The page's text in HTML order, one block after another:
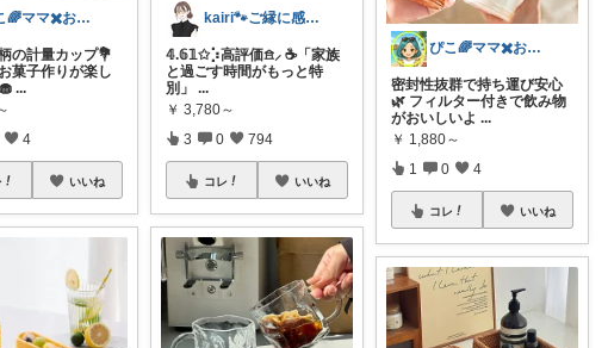
ぴこ🌈ママ✖️お洒落✖️お得
の計量カップ💐
菓子作りが楽し
...
4
いいね
kairi🐾ご縁に感謝𓍯‍
𝟜.𝟞𝟙✩⡱高評価𖠿⸝ ☕️「家族
と過ごす時間がもっと特
別」
...
￥ 3,780～
3 0 794
コレ いいね
ぴこ🌈ママ✖️お洒落✖️お得
密封性抜群で持ち運び安心
🌿 フィルター付きで飲み物
がおいしいよ ...
￥ 1,880～
1 0 4
コレ いいね